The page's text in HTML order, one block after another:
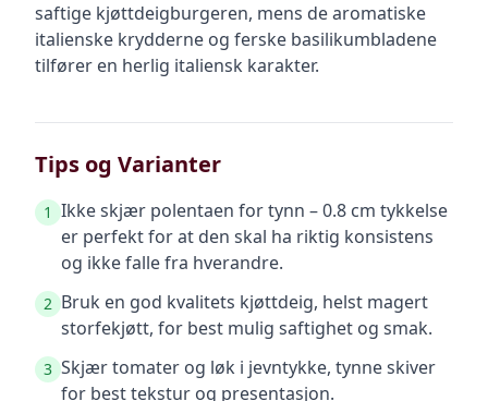
saftige kjøttdeigburgeren, mens de aromatiske
italienske krydderne og ferske basilikumbladene
tilfører en herlig italiensk karakter.
Tips og Varianter
1 Ikke skjær polentaen for tynn – 0.8 cm tykkelse
er perfekt for at den skal ha riktig konsistens
og ikke falle fra hverandre.
2 Bruk en god kvalitets kjøttdeig, helst magert
storfekjøtt, for best mulig saftighet og smak.
3 Skjær tomater og løk i jevntykke, tynne skiver
for best tekstur og presentasjon.